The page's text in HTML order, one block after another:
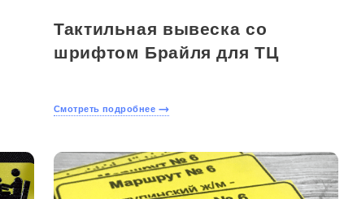
Тактильная вывеска со
шрифтом Брайля для ТЦ
Смотреть подробнее